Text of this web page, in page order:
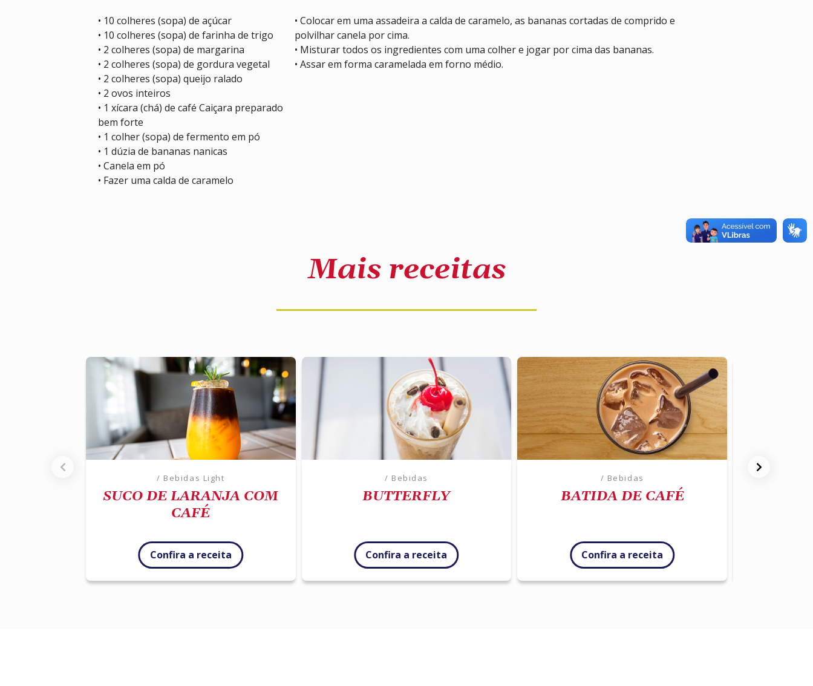
• 10 colheres (sopa) de açúcar
• 10 colheres (sopa) de farinha de trigo
• 2 colheres (sopa) de margarina
• 2 colheres (sopa) de gordura vegetal
• 2 colheres (sopa) queijo ralado
• 2 ovos inteiros
• 1 xícara (chá) de café Caiçara preparado
bem forte
• 1 colher (sopa) de fermento em pó
• 1 dúzia de bananas nanicas
• Canela em pó
• Fazer uma calda de caramelo
• Colocar em uma assadeira a calda de caramelo, as bananas cortadas de comprido e
polvilhar canela por cima.
• Misturar todos os ingredientes com uma colher e jogar por cima das bananas.
• Assar em forma caramelada em forno médio.
Mais receitas
/ Bebidas Light
SUCO DE LARANJA COM
CAFÉ
Confira a receita
/ Bebidas
BUTTERFLY
Confira a receita
/ Bebidas
BATIDA DE CAFÉ
Confira a receita